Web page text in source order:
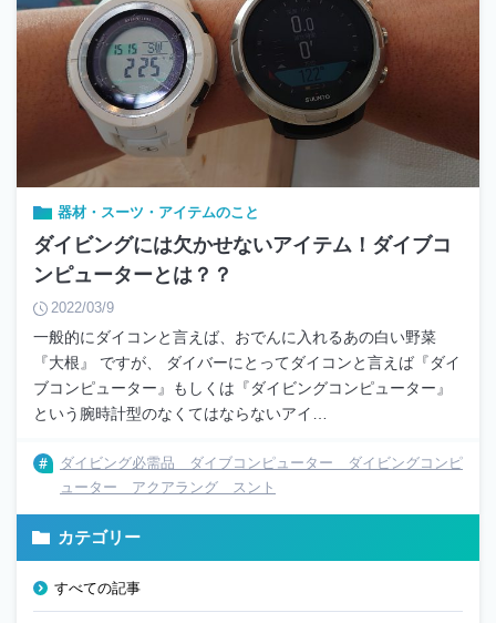
器材・スーツ・アイテムのこと
ダイビングには欠かせないアイテム！ダイブコ
ンピューターとは？？
2022/03/9
一般的にダイコンと言えば、おでんに入れるあの白い野菜
『大根』 ですが、 ダイバーにとってダイコンと言えば『ダイ
ブコンピューター』もしくは『ダイビングコンピューター』
という腕時計型のなくてはならないアイ…
ダイビング必需品 ダイブコンピューター ダイビングコンピ
ューター アクアラング スント
カテゴリー
すべての記事